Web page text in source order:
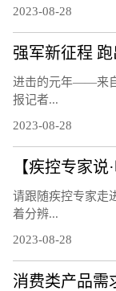
2023-08-28
进击的元年——来
报记者...
2023-08-28
请跟随疾控专家走
着分辨...
2023-08-28